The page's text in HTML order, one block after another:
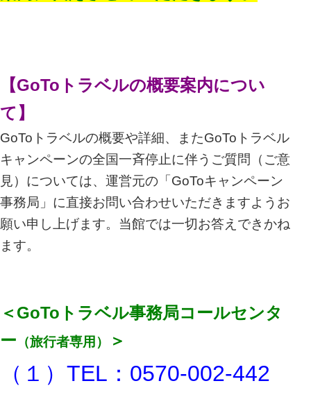
【GoToトラベルの概要案内につい
て】
GoToトラベルの概要や詳細、またGoToトラベル
キャンペーンの全国一斉停止に伴うご質問（ご意
見）については、運営元の「GoToキャンペーン
事務局」に直接お問い合わせいただきますようお
願い申し上げます。 当館では一切お答えできかね
ます。
＜GoToトラベル事務局コールセンタ
ー （旅行者専用） ＞
（１）TEL：0570-002-442